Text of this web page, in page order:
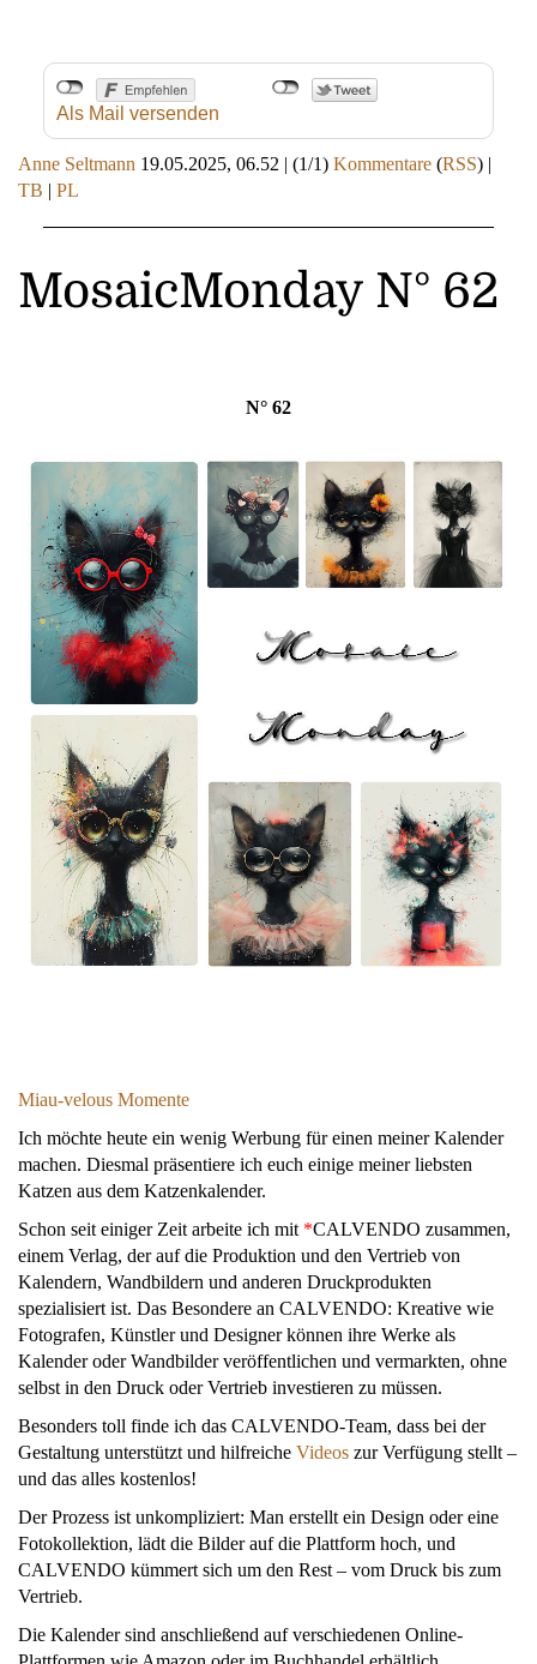
Als Mail versenden
Anne Seltmann 19.05.2025, 06.52 | (1/1) Kommentare (RSS) |
TB | PL
MosaicMonday N° 62
N° 62
Miau-velous Momente
Ich möchte heute ein wenig Werbung für einen meiner Kalender
machen. Diesmal präsentiere ich euch einige meiner liebsten
Katzen aus dem Katzenkalender.
Schon seit einiger Zeit arbeite ich mit *CALVENDO zusammen,
einem Verlag, der auf die Produktion und den Vertrieb von
Kalendern, Wandbildern und anderen Druckprodukten
spezialisiert ist. Das Besondere an CALVENDO: Kreative wie
Fotografen, Künstler und Designer können ihre Werke als
Kalender oder Wandbilder veröffentlichen und vermarkten, ohne
selbst in den Druck oder Vertrieb investieren zu müssen.
Besonders toll finde ich das CALVENDO-Team, dass bei der
Gestaltung unterstützt und hilfreiche Videos zur Verfügung stellt –
und das alles kostenlos!
Der Prozess ist unkompliziert: Man erstellt ein Design oder eine
Fotokollektion, lädt die Bilder auf die Plattform hoch, und
CALVENDO kümmert sich um den Rest – vom Druck bis zum
Vertrieb.
Die Kalender sind anschließend auf verschiedenen Online-